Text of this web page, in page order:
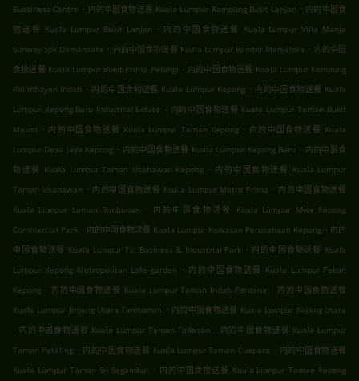
Bussiness Centre . 内的中国食物送餐 Kuala Lumpur Kampung Bukit Lanjan . 内的中国食
物送餐 Kuala Lumpur Bukit Lanjan . 内的中国食物送餐 Kuala Lumpur Villa Manja
Sunway Spk Damansara . 内的中国食物送餐 Kuala Lumpur Bandar Menjalara . 内的中国
食物送餐 Kuala Lumpur Bukit Prima Pelangi . 内的中国食物送餐 Kuala Lumpur Kampung
Palimbayan Indah . 内的中国食物送餐 Kuala Lumpur Kepong . 内的中国食物送餐 Kuala
Lumpur Kepong Baru Industrial Estate . 内的中国食物送餐 Kuala Lumpur Taman Bukit
Maluri . 内的中国食物送餐 Kuala Lumpur Taman Kepong . 内的中国食物送餐 Kuala
Lumpur Desa Jaya Kepong . 内的中国食物送餐 Kuala Lumpur Kepong Baru . 内的中国食
物送餐 Kuala Lumpur Taman Usahawan Kepong . 内的中国食物送餐 Kuala Lumpur
Taman Usahawan . 内的中国食物送餐 Kuala Lumpur Metro Prima . 内的中国食物送餐
Kuala Lumpur Laman Rimbunan
. 内的中国食物送餐 Kuala Lumpur Mwe Kepong
Commercial Park . 内的中国食物送餐 Kuala Lumpur Kawasan Perusahaan Kepong . 内的
中国食物送餐 Kuala Lumpur Tsi Business & Industrial Park . 内的中国食物送餐 Kuala
Lumpur Kepong Metropolitan Lake-garden
. 内的中国食物送餐 Kuala Lumpur Pekan
Kepong . 内的中国食物送餐 Kuala Lumpur Taman Indah Perdana . 内的中国食物送餐
Kuala Lumpur Jinjang Utara Tambahan . 内的中国食物送餐 Kuala Lumpur Jinjang Utara
. 内的中国食物送餐 Kuala Lumpur Taman Fadason . 内的中国食物送餐 Kuala Lumpur
Taman Petaling . 内的中国食物送餐 Kuala Lumpur Taman Cuepacs . 内的中国食物送餐
Kuala Lumpur Taman Sri Segambut . 内的中国食物送餐 Kuala Lumpur Taman Kepong